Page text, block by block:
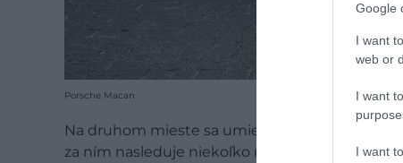
Google
I want
web or
I want
I want
Porsche Macan
Na druhom mieste sa umiestnilo
za ním nasleduje niekoľko modelov značky